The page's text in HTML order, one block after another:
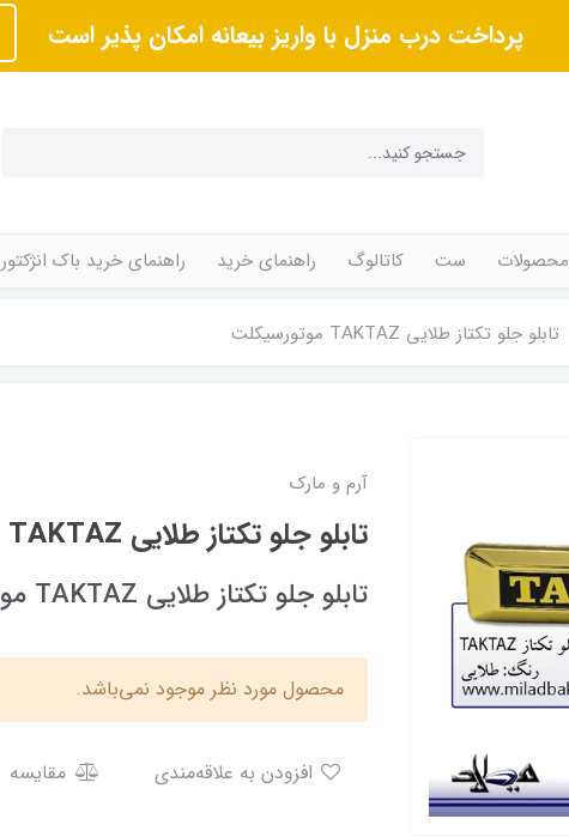
پرداخت درب منزل با واریز بیعانه امکان پذیر است
محصولات ست کاتالوگ راهنمای خرید راهنمای خرید باک انژکتور
تابلو جلو تکتاز طلایی TAKTAZ موتورسیکلت
آرم و مارک
تابلو جلو تکتاز طلایی TAKTAZ موتورسیکلت
تابلو جلو تکتاز طلایی TAKTAZ موتور سیکلت
محصول مورد نظر موجود نمی‌باشد.
مقایسه